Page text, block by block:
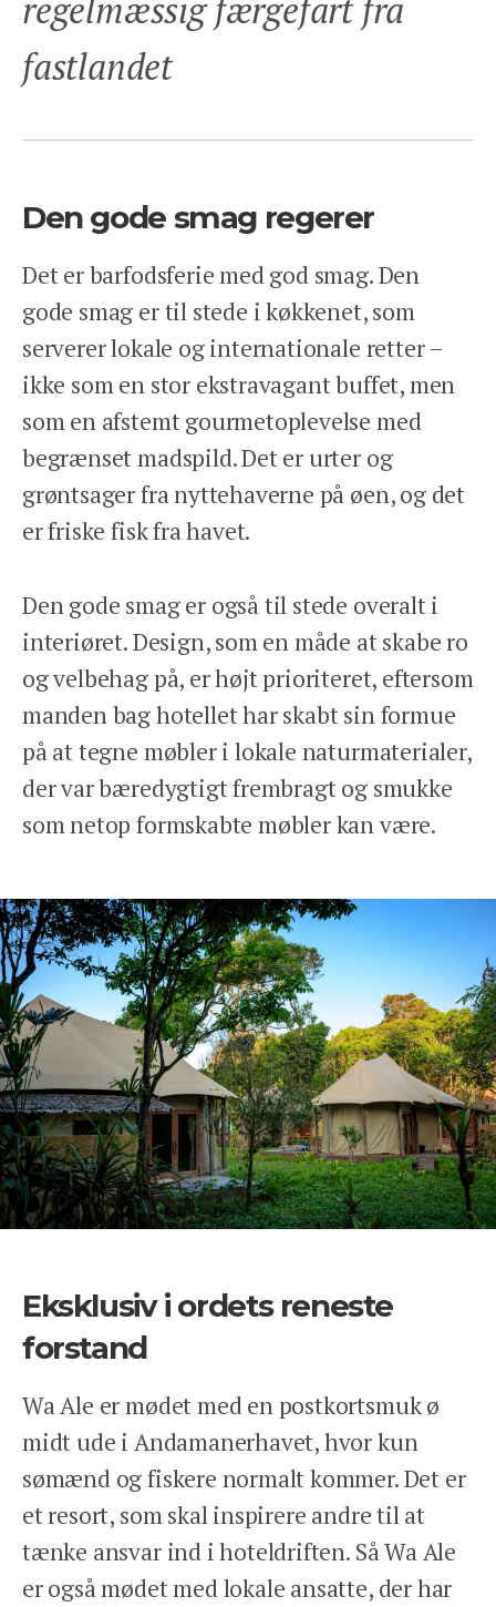
regelmæssig færgefart fra
fastlandet
Den gode smag regerer
Det er barfodsferie med god smag. Den
gode smag er til stede i køkkenet, som
serverer lokale og internationale retter –
ikke som en stor ekstravagant buffet, men
som en afstemt gourmetoplevelse med
begrænset madspild. Det er urter og
grøntsager fra nyttehaverne på øen, og det
er friske fisk fra havet.
Den gode smag er også til stede overalt i
interiøret. Design, som en måde at skabe ro
og velbehag på, er højt prioriteret, eftersom
manden bag hotellet har skabt sin formue
på at tegne møbler i lokale naturmaterialer,
der var bæredygtigt frembragt og smukke
som netop formskabte møbler kan være.
Eksklusiv i ordets reneste
forstand
Wa Ale er mødet med en postkortsmuk ø
midt ude i Andamanerhavet, hvor kun
sømænd og fiskere normalt kommer. Det er
et resort, som skal inspirere andre til at
tænke ansvar ind i hoteldriften. Så Wa Ale
er også mødet med lokale ansatte, der har